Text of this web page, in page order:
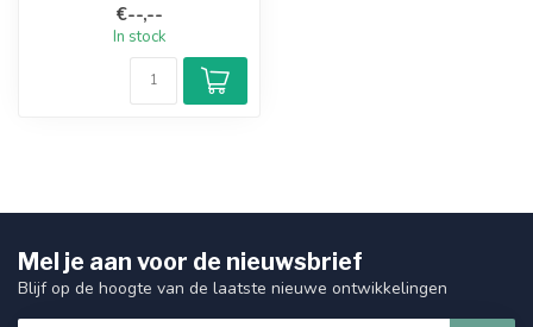
€--,--
In stock
Mel je aan voor de nieuwsbrief
Blijf op de hoogte van de laatste nieuwe ontwikkelingen